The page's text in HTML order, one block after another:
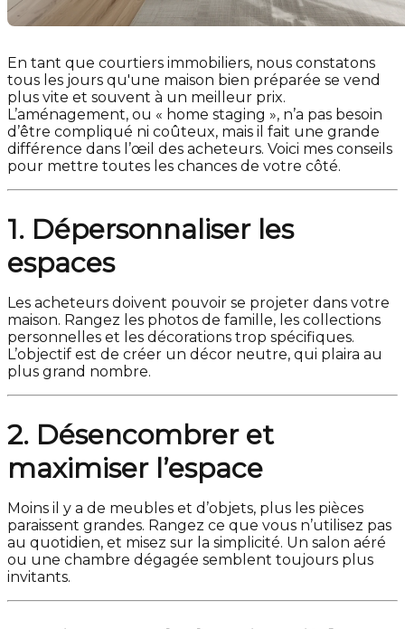
En tant que courtiers immobiliers, nous constatons
tous les jours qu'une maison bien préparée se vend
plus vite et souvent à un meilleur prix.
L’aménagement, ou « home staging », n’a pas besoin
d’être compliqué ni coûteux, mais il fait une grande
différence dans l’œil des acheteurs. Voici mes conseils
pour mettre toutes les chances de votre côté.
1. Dépersonnaliser les
espaces
Les acheteurs doivent pouvoir se projeter dans votre
maison. Rangez les photos de famille, les collections
personnelles et les décorations trop spécifiques.
L’objectif est de créer un décor neutre, qui plaira au
plus grand nombre.
2. Désencombrer et
maximiser l’espace
Moins il y a de meubles et d’objets, plus les pièces
paraissent grandes. Rangez ce que vous n’utilisez pas
au quotidien, et misez sur la simplicité. Un salon aéré
ou une chambre dégagée semblent toujours plus
invitants.